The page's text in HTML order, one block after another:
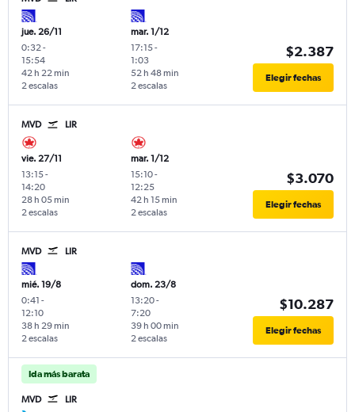
jue. 26/11
0:32-
15:54
2 escalas
42 h 22 min
mar. 1/12
17:15-
1:03
2 escalas
52 h 48 min
$2.387
Elegir fechas
MVD LIR
vie. 27/11
13:15-
14:20
2 escalas
28 h 05 min
mar. 1/12
15:10-
12:25
2 escalas
42 h 15 min
$3.070
Elegir fechas
MVD LIR
mié. 19/8
0:41 -
12:10
2 escalas
38 h 29 min
dom. 23/8
13:20-
7:20
2 escalas
39 h 00 min
$10.287
Elegir fechas
Ida más barata
MVD LIR